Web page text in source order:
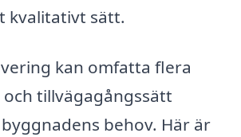
kvalitativt sätt.
kan omfatta flera
tillvägagångssätt
behov. Här är